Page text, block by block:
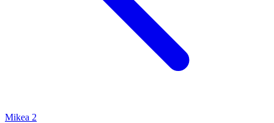
Mikea 2